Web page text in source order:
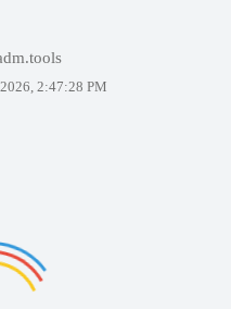
2:47:28 PM